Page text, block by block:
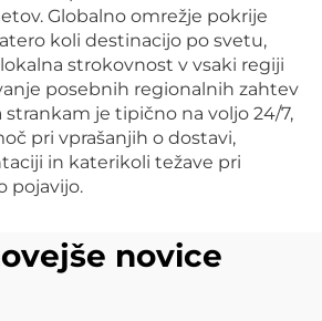
Globalno omrežje pokrije
koli destinacijo po svetu,
strokovnost v vsaki regiji
posebnih regionalnih zahtev
strankam je tipično na voljo 24/7,
pri vprašanjih o dostavi,
in katerikoli težave pri
pojavijo.
novice